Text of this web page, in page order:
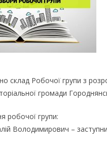
склад Робочої групи з
громади
робочої групи:
Володимирович –